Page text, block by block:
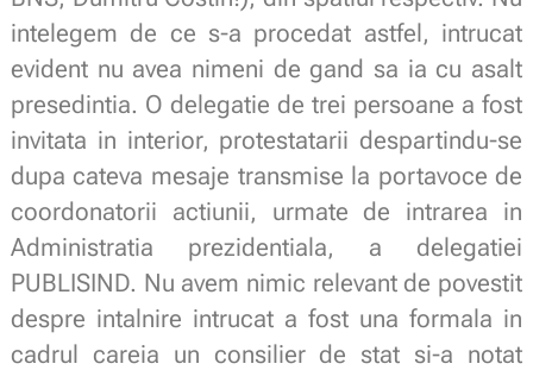
intelegem de ce s-a procedat astfel, intrucat
evident nu avea nimeni de gand sa ia cu asalt
presedintia. O delegatie de trei persoane a fost
invitata in interior, protestatarii despartindu-se
dupa cateva mesaje transmise la portavoce de
coordonatorii actiunii, urmate de intrarea in
Administratia prezidentiala, a delegatiei
PUBLISIND. Nu avem nimic relevant de povestit
despre intalnire intrucat a fost una formala in
cadrul careia un consilier de stat si-a notat